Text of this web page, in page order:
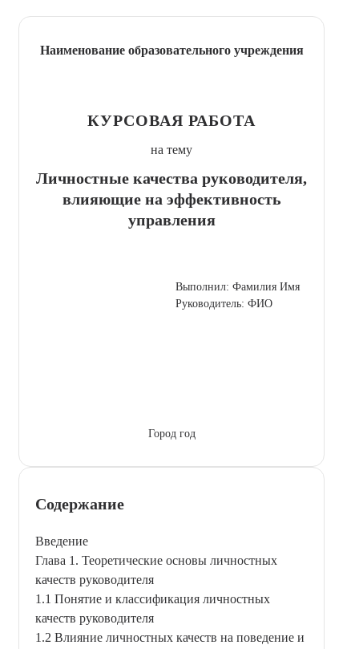
Наименование образовательного учреждения
КУРСОВАЯ РАБОТА
на тему
Личностные качества руководителя,
влияющие на эффективность
управления
Выполнил: Фамилия Имя
Руководитель: ФИО
Город год
Содержание
Введение
Глава 1. Теоретические основы личностных
качеств руководителя
1.1 Понятие и классификация личностных
качеств руководителя
1.2 Влияние личностных качеств на поведение и